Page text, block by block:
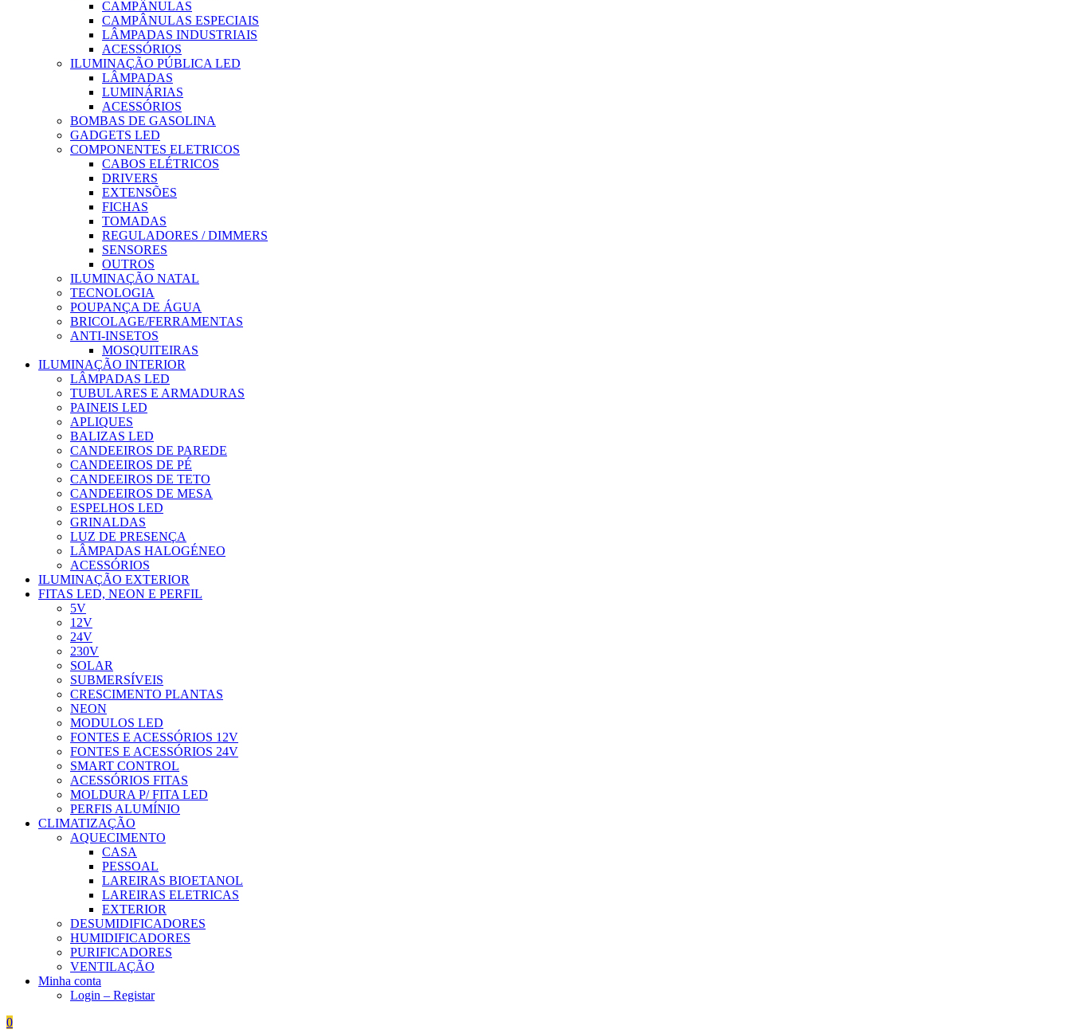
CAMPÂNULAS
CAMPÂNULAS ESPECIAIS
LÂMPADAS INDUSTRIAIS
ACESSÓRIOS
ILUMINAÇÃO PÚBLICA LED
LÂMPADAS
LUMINÁRIAS
ACESSÓRIOS
BOMBAS DE GASOLINA
GADGETS LED
COMPONENTES ELETRICOS
CABOS ELÉTRICOS
DRIVERS
EXTENSÕES
FICHAS
TOMADAS
REGULADORES / DIMMERS
SENSORES
OUTROS
ILUMINAÇÃO NATAL
TECNOLOGIA
POUPANÇA DE ÁGUA
BRICOLAGE/FERRAMENTAS
ANTI-INSETOS
MOSQUITEIRAS
ILUMINAÇÃO INTERIOR
LÂMPADAS LED
TUBULARES E ARMADURAS
PAINEIS LED
APLIQUES
BALIZAS LED
CANDEEIROS DE PAREDE
CANDEEIROS DE PÉ
CANDEEIROS DE TETO
CANDEEIROS DE MESA
ESPELHOS LED
GRINALDAS
LUZ DE PRESENÇA
LÂMPADAS HALOGÉNEO
ACESSÓRIOS
ILUMINAÇÃO EXTERIOR
FITAS LED, NEON E PERFIL
5V
12V
24V
230V
SOLAR
SUBMERSÍVEIS
CRESCIMENTO PLANTAS
NEON
MODULOS LED
FONTES E ACESSÓRIOS 12V
FONTES E ACESSÓRIOS 24V
SMART CONTROL
ACESSÓRIOS FITAS
MOLDURA P/ FITA LED
PERFIS ALUMÍNIO
CLIMATIZAÇÃO
AQUECIMENTO
CASA
PESSOAL
LAREIRAS BIOETANOL
LAREIRAS ELETRICAS
EXTERIOR
DESUMIDIFICADORES
HUMIDIFICADORES
PURIFICADORES
VENTILAÇÃO
Minha conta
Login – Registar
0